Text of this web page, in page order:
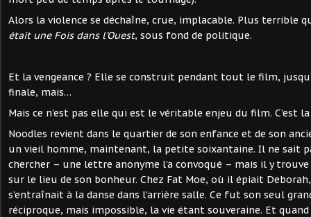
Alors la violence se déchaîne, crue, implacable. Plus terrible
était une Fois dans l’Ouest, sous fond de politique.
Et la vengeance ? Elle se construit pendant tout le film,
finale, mais…
Mais ce n’est pas elle qui est le véritable enjeu du film. C’est
Noodles revient dans le quartier de son enfance et de son
un vieil homme, maintenant, la petite soixantaine. Il ne sait
chercher – une lettre anonyme l’a convoqué – mais il y
sur le lieu de son bonheur. Chez Fat Moe, où il épiait
s’entraînait à la danse dans l’arrière salle. Ce fut son seul
réciproque, mais impossible, la vie étant souveraine. Et